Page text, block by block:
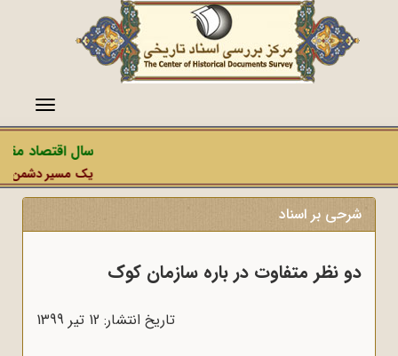
منو
سال اقتصاد
یک مسیر دشمن،
شرحی بر اسناد
دو نظر متفاوت در باره سازمان کوک
تاریخ انتشار: 12 تير 1399